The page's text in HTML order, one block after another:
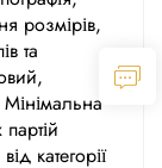
розмірів,
та
категорії